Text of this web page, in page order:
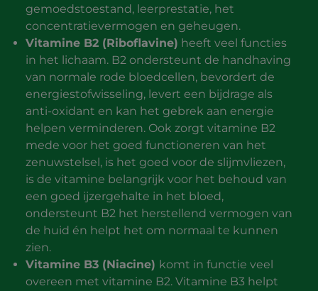
gemoedstoestand, leerprestatie, het
concentratievermogen en geheugen.
Vitamine B2 (Riboflavine) heeft veel functies
in het lichaam. B2 ondersteunt de handhaving
van normale rode bloedcellen, bevordert de
energiestofwisseling, levert een bijdrage als
anti-oxidant en kan het gebrek aan energie
helpen verminderen. Ook zorgt vitamine B2
mede voor het goed functioneren van het
zenuwstelsel, is het goed voor de slijmvliezen,
is de vitamine belangrijk voor het behoud van
een goed ijzergehalte in het bloed,
ondersteunt B2 het herstellend vermogen van
de huid én helpt het om normaal te kunnen
zien.
Vitamine B3 (Niacine) komt in functie veel
overeen met vitamine B2. Vitamine B3 helpt